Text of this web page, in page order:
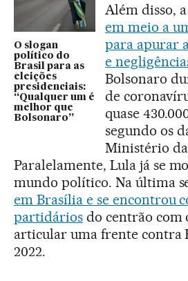
O slogan
político do
Brasil para as
eleições
presidenciais:
“Qualquer um é
melhor que
Bolsonaro”
Além disso,
em meio a
para apurar
e
Bolsonaro
de
quase
segundo os
Ministério da
Paralelamente, Lula já se
mundo político. Na última
em Brasília e se encontrou
partidáriosdo centrão com
articular uma frente contra
2022.